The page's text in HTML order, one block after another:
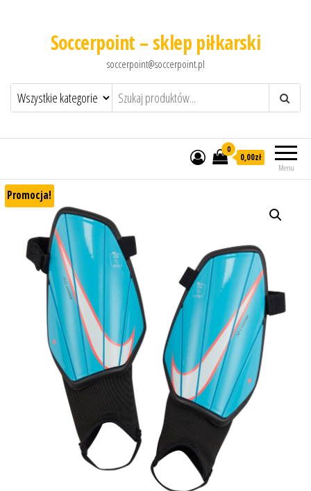
Soccerpoint – sklep piłkarski
soccerpoint@soccerpoint.pl
Menu
0
0,00zł
Promocja!